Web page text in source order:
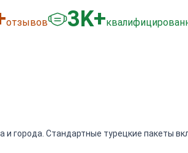
отзывов 3K+
и города. Стандартные турецкие пакеты